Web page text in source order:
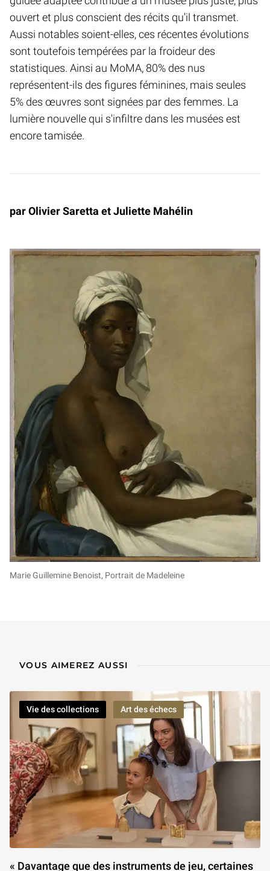
ouvert et plus conscient des récits qu'il transmet.
Aussi notables soient-elles, ces récentes évolutions
sont toutefois tempérées par la froideur des
statistiques. Ainsi au MoMA, 80% des nus
représentent-ils des figures féminines, mais seules
5% des œuvres sont signées par des femmes. La
lumière nouvelle qui s'infiltre dans les musées est
encore tamisée.
par Olivier Saretta et Juliette Mahélin
Marie Guillemine Benoist, Portrait de Madeleine
VOUS AIMEREZ AUSSI
« Davantage que des instruments de jeu, certaines
Vie des collections Art des échecs